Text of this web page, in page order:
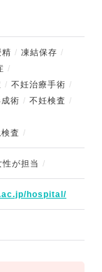
精
凍結保存
不妊治療手術
術
不妊検査
査
性が担当
hospital/